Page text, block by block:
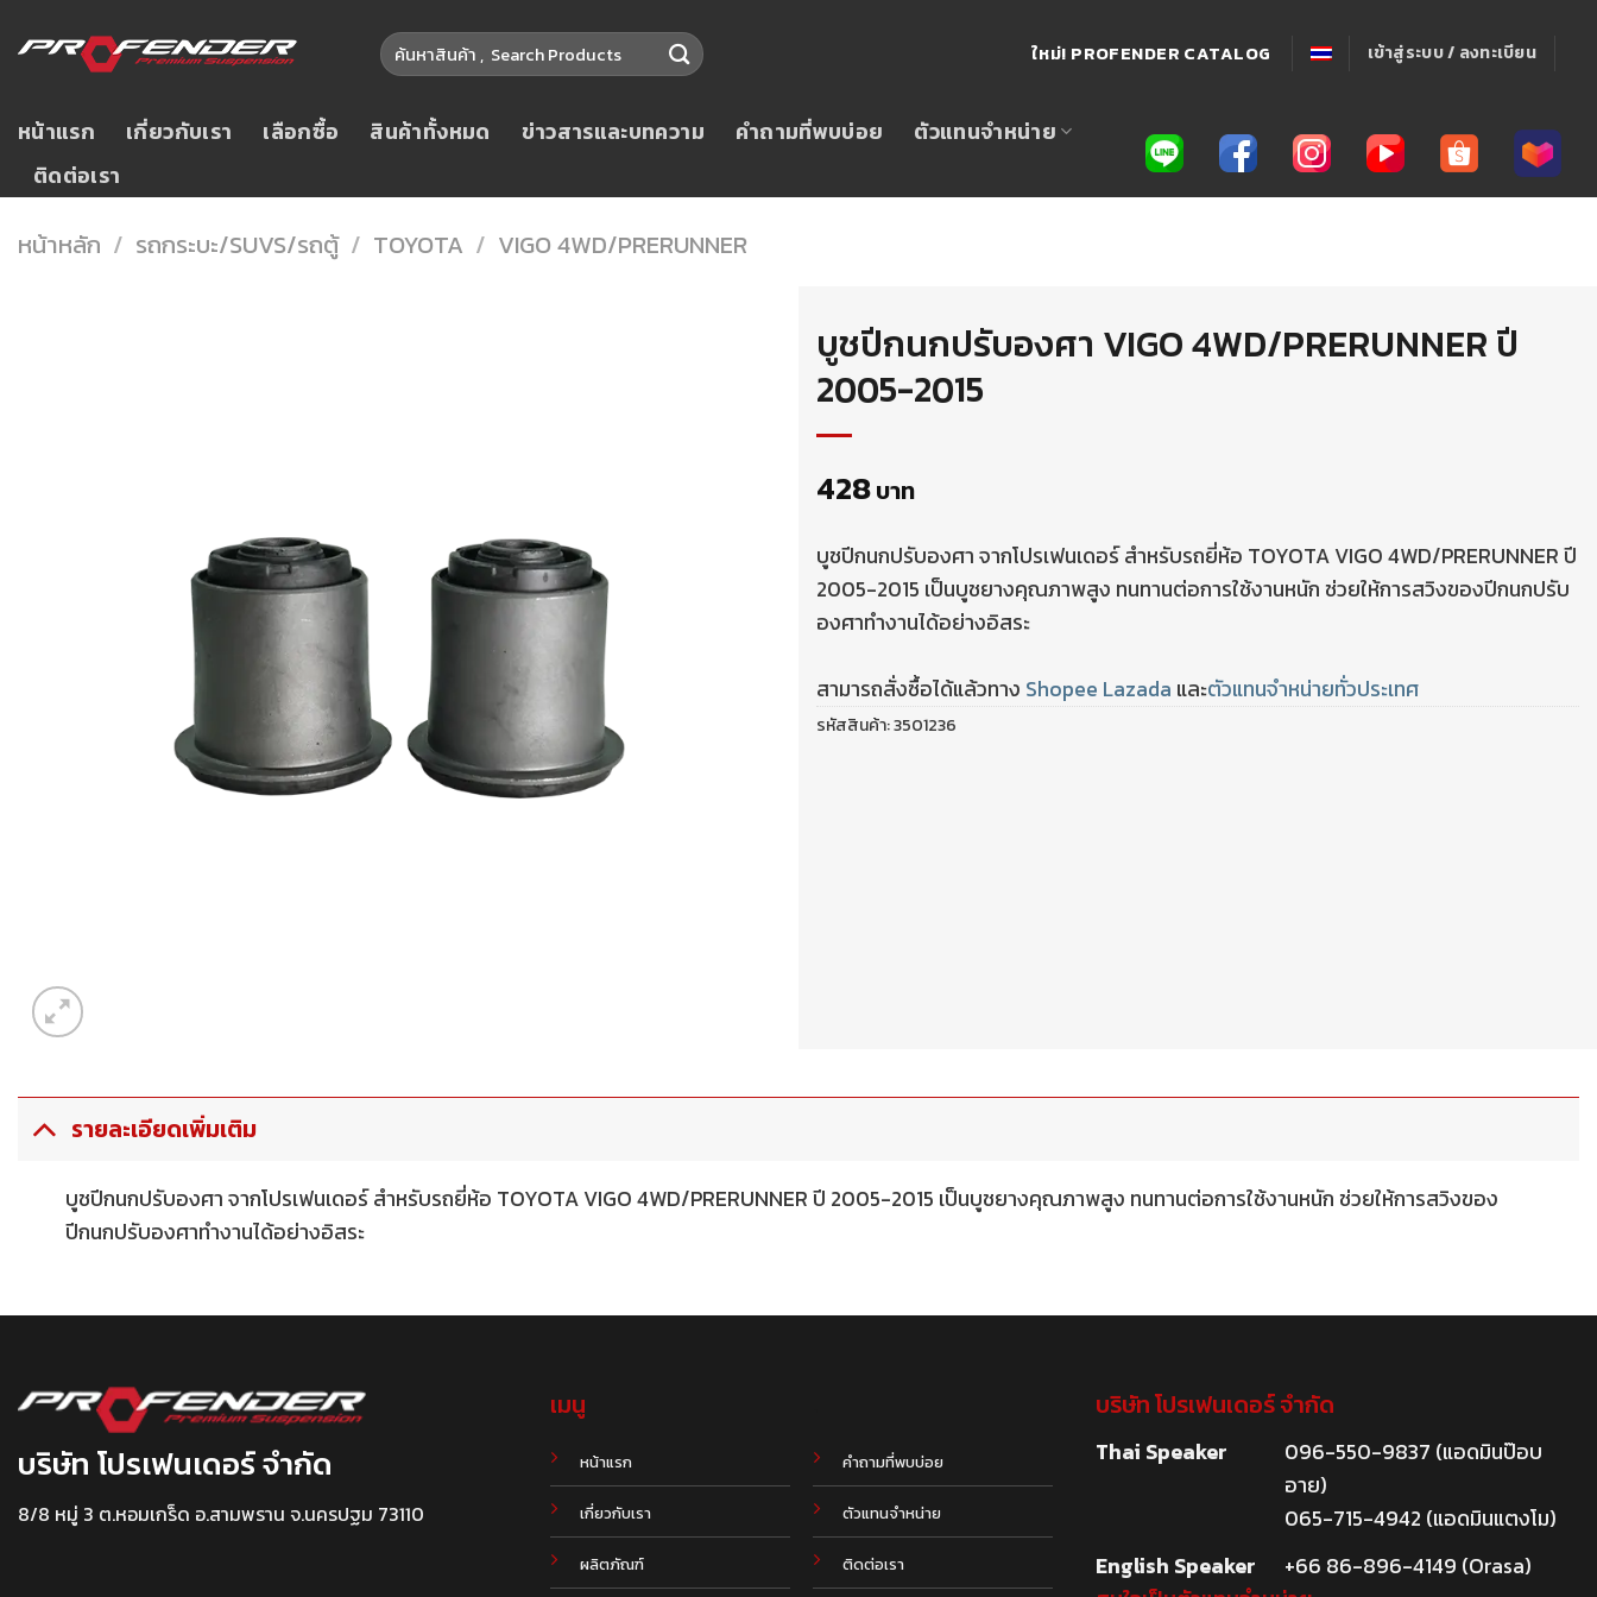
to
ค้นหา: ใหม่! PROFENDER CATALOG เข้าสู่ระบบ / ลงทะเบียน
หน้าแรก เกี่ยวกับเรา เลือกซื้อ สินค้าทั้งหมด ข่าวสารและบทความ คำถามที่พบบ่อย
ตัวแทนจำหน่าย
ติดต่อเรา
หน้าหลัก / รถกระบะ/SUVS/รถตู้ / TOYOTA / VIGO 4WD/PRERUNNER
บูชปีกนกปรับองศา VIGO 4WD/PRERUNNER ปี
2005-2015
428บาท
บูชปีกนกปรับองศา จากโปรเฟนเดอร์ สำหรับรถยี่ห้อ TOYOTA VIGO 4WD/PRERUNNER ปี
2005-2015 เป็นบูชยางคุณภาพสูง ทนทานต่อการใช้งานหนัก ช่วยให้การสวิงของปีกนกปรับ
องศาทำงานได้อย่างอิสระ
สามารถสั่งซื้อได้แล้วทาง Shopee Lazada และตัวแทนจำหน่ายทั่วประเทศ
รหัสสินค้า:3501236
รายละเอียดเพิ่มเติม
บูชปีกนกปรับองศา จากโปรเฟนเดอร์ สำหรับรถยี่ห้อ TOYOTA VIGO 4WD/PRERUNNER ปี 2005-2015 เป็นบูชยางคุณภาพสูง ทนทานต่อการใช้งานหนัก ช่วยให้การสวิงของ
ปีกนกปรับองศาทำงานได้อย่างอิสระ
บริษัท โปรเฟนเดอร์ จำกัด
8/8 หมู่ 3 ต.หอมเกร็ด อ.สามพราน จ.นครปฐม 73110
เมนู
หน้าแรก
เกี่ยวกับเรา
ผลิตภัณฑ์
คำถามที่พบบ่อย
ตัวแทนจำหน่าย
ติดต่อเรา
บริษัท โปรเฟนเดอร์ จำกัด
Thai Speaker
096-550-9837 (แอดมินป๊อบ
อาย)
065-715-4942 (แอดมินแตงโม)
English Speaker
+66 86-896-4149 (Orasa)